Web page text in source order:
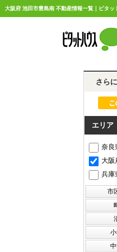
大阪府 池田市豊島南 不動産情報一覧｜ピタ
さら
エリア
奈良
大阪
兵庫